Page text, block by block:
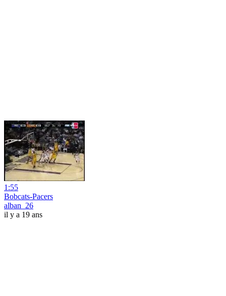
1:55
Bobcats-Pacers
alban_26
il y a 19 ans